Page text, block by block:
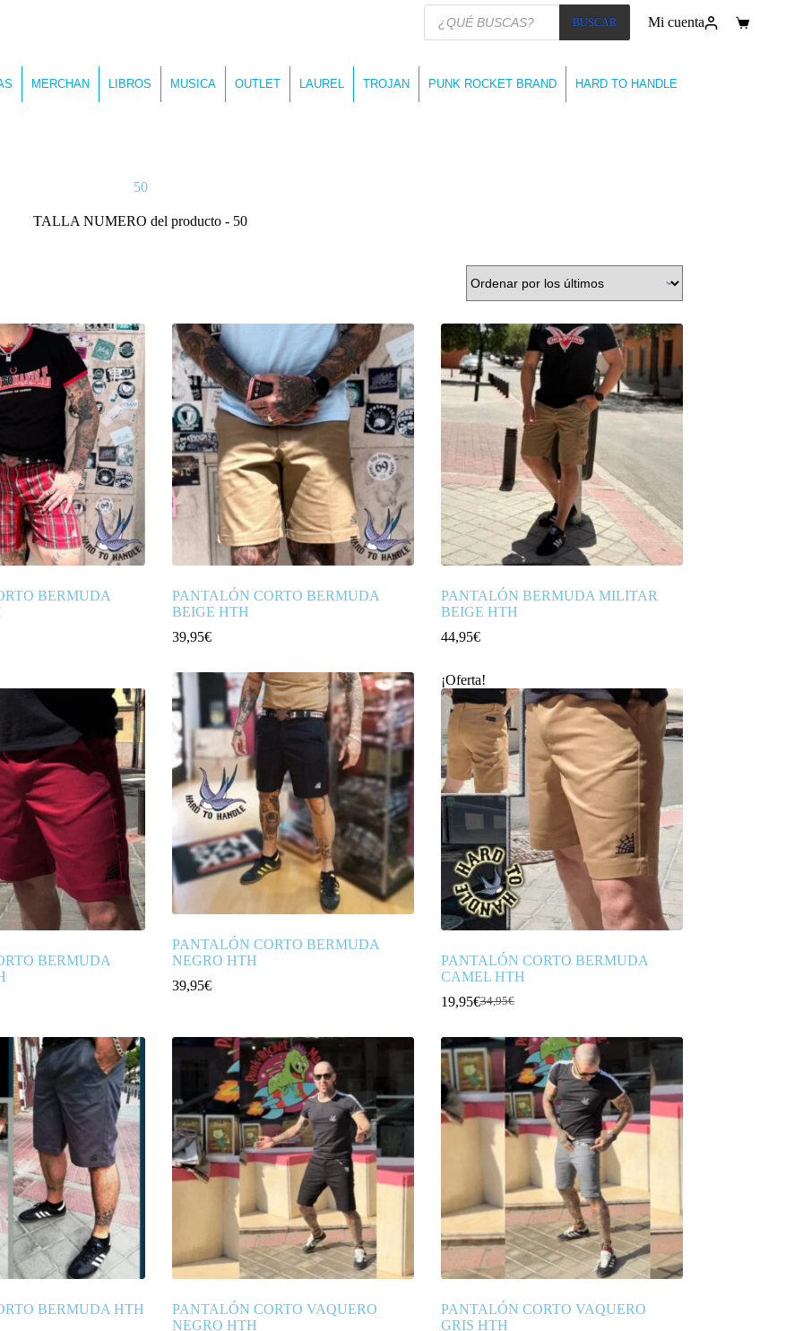
Búsqueda
productos
BUSCAR Mi cuenta
Carro
MERCHAN LIBROS MUSICA OUTLET LAUREL TROJAN PUNK ROCKET BRAND HARD TO HANDLE
50
TALLA NUMERO del producto - 50
BERMUDA
PANTALÓN CORTO BERMUDA
BEIGE HTH
39,95€
PANTALÓN BERMUDA MILITAR
BEIGE HTH
44,95€
BERMUDA
PANTALÓN CORTO BERMUDA
NEGRO HTH
39,95€
¡Oferta!
PANTALÓN CORTO BERMUDA
CAMEL HTH
34,95€
El
original
era:
34,95€.
19,95€El
actual
es:
19,95€.
BERMUDA HTH
PANTALÓN CORTO VAQUERO
NEGRO HTH
PANTALÓN CORTO VAQUERO
GRIS HTH